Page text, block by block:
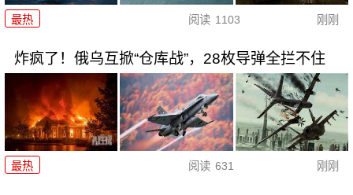
最热 阅读 1103 刚刚
炸疯了！俄乌互掀“仓库战”，28枚导弹全拦不住
最热 阅读 631 刚刚